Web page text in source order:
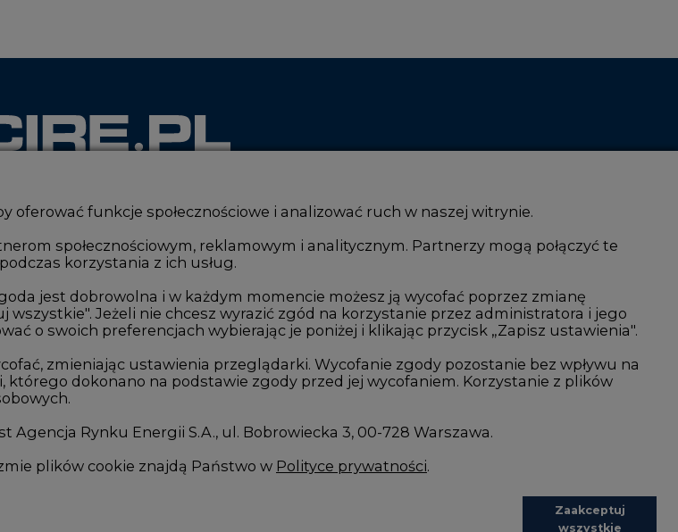
kadrowe na rynku
CIRE
o energetyce
Innowacje i AI
Telekomunikacja i IT
Handel emisjami CO2
Górnictwo
Fotowoltaika
Offshore wind
Magazyny energii
Zielone samorządy
funkcje społecznościowe i analizować ruch w naszej witrynie.
społecznościowym, reklamowym i analitycznym. Partnerzy mogą połączyć te
korzystania z ich usług.
jest dobrowolna i w każdym momencie możesz ją wycofać poprzez zmianę
Jeżeli nie chcesz wyrazić zgód na korzystanie przez administratora i jego
o swoich preferencjach wybierając je poniżej i klikając przycisk „Zapisz ustawienia".
zmieniając ustawienia przeglądarki. Wycofanie zgody pozostanie bez wpływu na
dokonano na podstawie zgody przed jej wycofaniem. Korzystanie z plików
Rynku Energii S.A., ul. Bobrowiecka 3, 00-728 Warszawa.
plików cookie znajdą Państwo w Polityce prywatności.
Zaakceptuj
wszystkie